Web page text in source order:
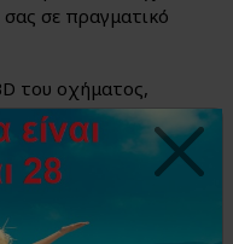
σε πραγματικό
του οχήματος,
μεταδίδει συνεχώς
κατάσταση
σας.
διακριτική χρήση.